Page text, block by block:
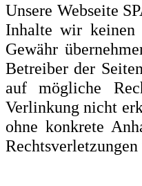
Unsere Webseite
Inhalte wir keinen
Gewähr
Betreiber der
auf mögliche
Verlinkung nicht
ohne konkrete